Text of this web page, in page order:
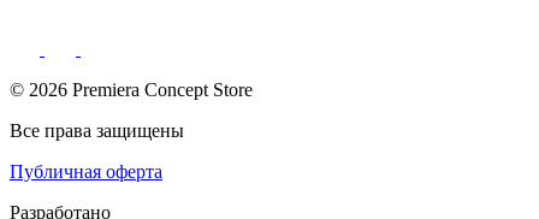
© 2026 Premiera Concept Store
Все права защищены
Публичная оферта
Разработано